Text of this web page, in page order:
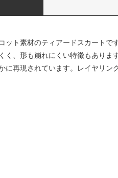
ト素材のティアードスカートで
、形も崩れにくい特徴もあり
再現されています。レイヤリン